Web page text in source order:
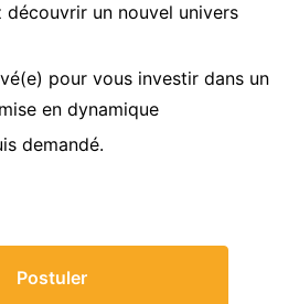
découvrir un nouvel univers
pour vous investir dans un
en dynamique
demandé.
Postuler